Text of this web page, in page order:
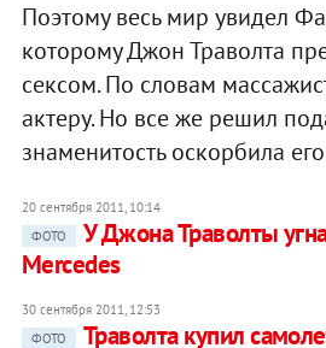
Поэтому весь мир увидел
которому Джон Траволта
сексом. По словам
актеру. Но все же решил
знаменитость оскорбила
20 сентября 2011, 10:14
ФОТО
У Джона Траволты
Mercedes
30 сентября 2011, 12:53
ФОТО
Траволта купил